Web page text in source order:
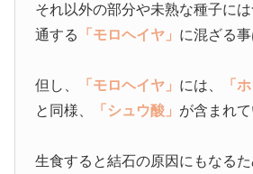
それ以外の部分や未熟な種子に
通する
「モロヘイヤ」 に混ざる事
但し、 「モロヘイヤ」 には、 「
と同様、
「シュウ酸」 が含まれて
生食すると結石の原因にもなる